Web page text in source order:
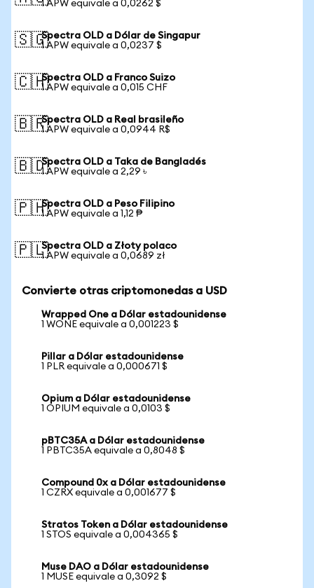
1 APW equivale a 0,0262 $
🇸🇬Spectra OLD a Dólar de Singapur
1 APW equivale a 0,0237 $
🇨🇭Spectra OLD a Franco Suizo
1 APW equivale a 0,015 CHF
🇧🇷Spectra OLD a Real brasileño
1 APW equivale a 0,0944 R$
🇧🇩Spectra OLD a Taka de Bangladés
1 APW equivale a 2,29 ৳
🇵🇭Spectra OLD a Peso Filipino
1 APW equivale a 1,12 ₱
🇵🇱Spectra OLD a Złoty polaco
1 APW equivale a 0,0689 zł
Convierte otras criptomonedas a USD
Wrapped One a Dólar estadounidense
1 WONE equivale a 0,001223 $
Pillar a Dólar estadounidense
1 PLR equivale a 0,000671 $
Opium a Dólar estadounidense
1 OPIUM equivale a 0,0103 $
pBTC35A a Dólar estadounidense
1 PBTC35A equivale a 0,8048 $
Compound 0x a Dólar estadounidense
1 CZRX equivale a 0,001677 $
Stratos Token a Dólar estadounidense
1 STOS equivale a 0,004365 $
Muse DAO a Dólar estadounidense
1 MUSE equivale a 0,3092 $